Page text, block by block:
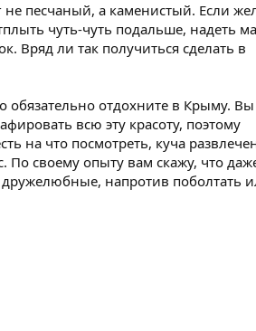
не песчаный, а каменистый. Если
чуть-чуть подальше, надеть
Вряд ли так получиться сделать в
обязательно отдохните в Крыму.
всю эту красоту, поэтому
на что посмотреть, куча
По своему опыту вам скажу, что
напротив поболтать